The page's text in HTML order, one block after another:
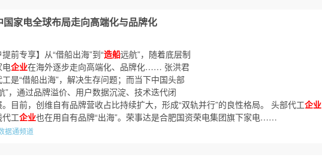
国家电全球布局走向高端化与品牌化
前专享】从“借船出海”到“造船远航”，随着底层制
电企业在海外逐步走向高端化、品牌化…… 张洪君
是“借船出海”，解决生存问题；而当下中国头部
”，通过品牌溢价、用户数据沉淀、技术迭代闭
目前，创维自有品牌营收占比持续扩大，形成“双轨并行”的良性格局。 头部代工企业
工企业也在用自有品牌“出海”。荣事达是合肥国资荣电集团旗下家电……
据通频道